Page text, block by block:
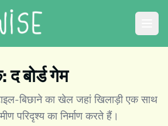
द बोर्ड गेम
बिछाने का खेल जहां खिलाड़ी एक साथ
परिदृश्य का निर्माण करते हैं।